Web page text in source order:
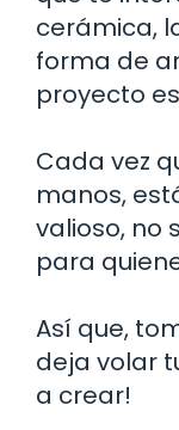
cerámica,
forma de
proyecto
Cada vez
manos,
valioso, no
para
Así que,
deja volar
a crear!